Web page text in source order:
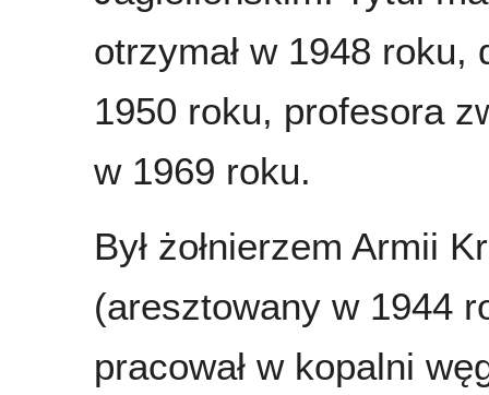
otrzymał w 1948 roku,
1950 roku, profesora
w 1969 roku.
Był żołnierzem Armii
(aresztowany w 1944
pracował w kopalni